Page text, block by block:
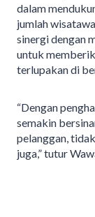
dalam
jumlah
sinergi dengan
untuk
terlupakan di
“Dengan
semakin
pelanggan,
juga,” tutur